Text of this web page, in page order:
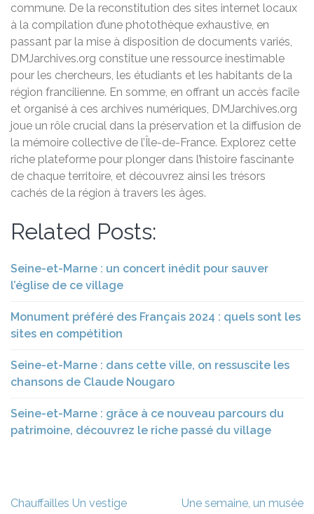
commune. De la reconstitution des sites internet locaux
à la compilation d’une photothèque exhaustive, en
passant par la mise à disposition de documents variés,
DMJarchives.org constitue une ressource inestimable
pour les chercheurs, les étudiants et les habitants de la
région francilienne. En somme, en offrant un accès facile
et organisé à ces archives numériques, DMJarchives.org
joue un rôle crucial dans la préservation et la diffusion de
la mémoire collective de l’Île-de-France. Explorez cette
riche plateforme pour plonger dans l’histoire fascinante
de chaque territoire, et découvrez ainsi les trésors
cachés de la région à travers les âges.
Related Posts:
Seine-et-Marne : un concert inédit pour sauver
l’église de ce village
Monument préféré des Français 2024 : quels sont les
sites en compétition
Seine-et-Marne : dans cette ville, on ressuscite les
chansons de Claude Nougaro
Seine-et-Marne : grâce à ce nouveau parcours du
patrimoine, découvrez le riche passé du village
Navigation
Chauffailles Un vestige
Une semaine, un musée